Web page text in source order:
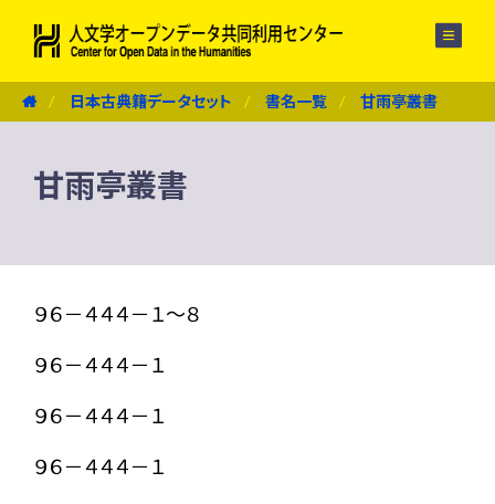
日本古典籍データセット 書名一覧 甘雨亭叢書
甘雨亭叢書
９６－４４４－１～８
９６－４４４－１
９６－４４４－１
９６－４４４－１